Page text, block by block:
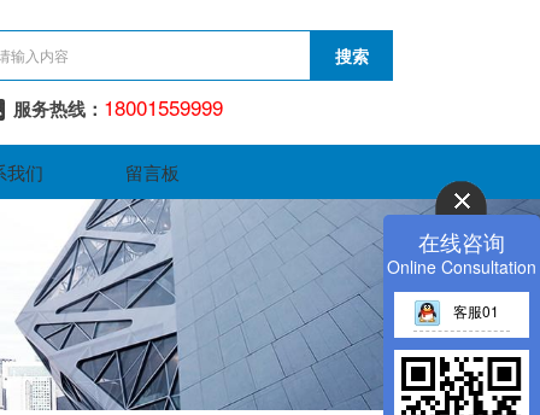
服务热线： 18001559999
我们 留言板
在线咨询
Online Consultation
客服01